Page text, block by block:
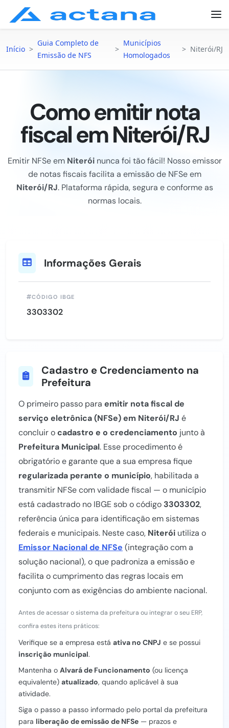
Início >
Guia Completo de
Emissão de NFS
>
Municípios
Homologados
> Niterói/RJ
Como emitir nota
fiscal em Niterói/RJ
Emitir NFSe em Niteróinunca foi tão fácil! Nosso emissor
de notas fiscais facilita a emissão de NFSe em
Niterói/RJ. Plataforma rápida, segura e conforme as
normas locais.
Informações Gerais
CÓDIGO IBGE
3303302
Cadastro e Credenciamento na
Prefeitura
O primeiro passo para emitir nota fiscal de
serviço eletrônica (NFSe) em Niterói/RJ é
concluir ocadastro e o credenciamento junto à
Prefeitura Municipal. Esse procedimento é
obrigatório e garante que a sua empresa fique
regularizada perante o município, habilitada a
transmitir NFSe com validade fiscal — o município
está cadastrado no IBGE sob o código 3303302,
referência única para identificação em sistemas
federais e municipais. Neste caso, Niterói utiliza o
Emissor Nacional de NFSe (integração com a
solução nacional), o que padroniza a emissão e
facilita o cumprimento das regras locais em
conjunto com as exigências do ambiente nacional.
Antes de acessar o sistema da prefeitura ou integrar o seu ERP,
confira estes itens práticos:
Verifique se a empresa está ativa no CNPJ e se possui
inscrição municipal.
Mantenha o Alvará de Funcionamento (ou licença
equivalente) atualizado, quando aplicável à sua
atividade.
Siga o passo a passo informado pelo portal da prefeitura
para liberação de emissão de NFSe — prazos e